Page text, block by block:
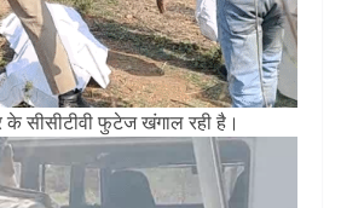
सीसीटीवी फुटेज खंगाल रही है।